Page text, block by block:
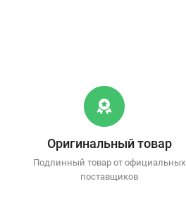
Оригинальный товар
Подлинный товар от официальных
поставщиков